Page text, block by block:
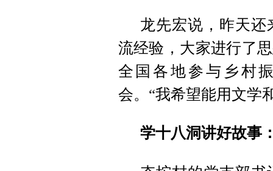
龙先宏说，昨天
流经验，大家进行了
全国各地参与乡村
会。“我希望能用文学
学十八洞讲好故事